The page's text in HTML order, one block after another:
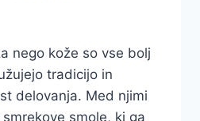
nego kože so vse bolj
tradicijo in
delovanja. Med njimi
smole, ki ga